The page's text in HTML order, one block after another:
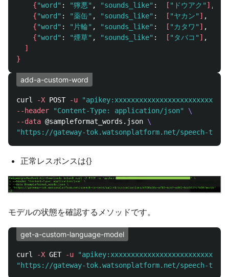
{"word" : "獰悪" , "sounds_like" : [ "ドウアク" ] ,
{"word" : "薬缶" , "sounds_like" : [ "ヤカン" ] ,
{"word" : "片輪" , "sounds_like" : [ "カタワ" ] ,
{"word" : "煙草" , "sounds_like" : [ "タバコ" ] ,
]
}
add-a-custom-word
curl -X POST -u
--header
"Content-Type: application/json"
\
--data @sampleformat_words.json \
"https://gateway-tok.watsonplatform.net/speech-to-
正常レスポンスは{}
モデルの状態を確認するメソッドです。
get-a-custom-language-model
curl -X GET -u
"https://gateway-tok.watsonplatform.net/speech-to-